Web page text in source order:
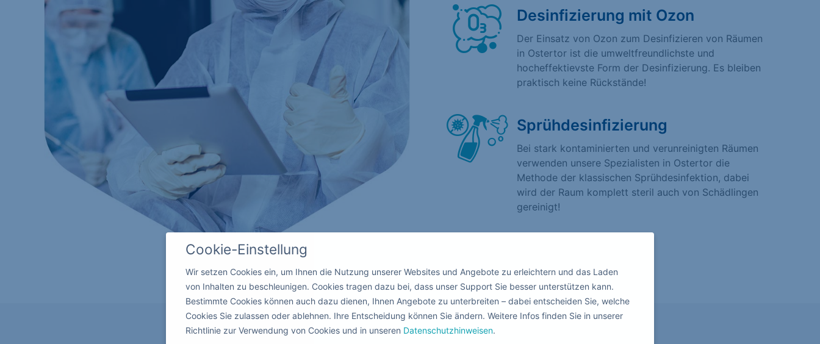
Desinfizierung mit Ozon
Der Einsatz von Ozon zum Desinfizieren von Räumen
in Ostertor ist die umweltfreundlichste und
hocheffektievste Form der Desinfizierung. Es bleiben
praktisch keine Rückstände!
Sprühdesinfizierung
Bei stark kontaminierten und verunreinigten Räumen
verwenden unsere Spezialisten in Ostertor die
Methode der klassischen Sprühdesinfektion, dabei
wird der Raum komplett steril auch von Schädlingen
gereinigt!
Cookie-Einstellung
Wir setzen Cookies ein, um Ihnen die Nutzung unserer Websites und Angebote zu erleichtern und das Laden
von Inhalten zu beschleunigen. Cookies tragen dazu bei, dass unser Support Sie besser unterstützen kann.
Bestimmte Cookies können auch dazu dienen, Ihnen Angebote zu unterbreiten – dabei entscheiden Sie, welche
Cookies Sie zulassen oder ablehnen. Ihre Entscheidung können Sie ändern. Weitere Infos finden Sie in unserer
Richtlinie zur Verwendung von Cookies und in unseren Datenschutzhinweisen.